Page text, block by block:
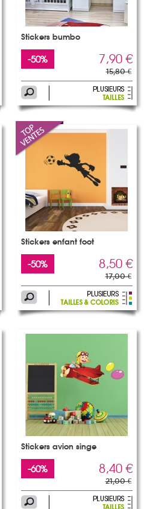
Stickers bumbo
-50% 7,90 €
15,80 €
Stickers enfant foot
-50% 8,50 €
17,00 €
Stickers avion singe
-60% 8,40 €
21,00 €